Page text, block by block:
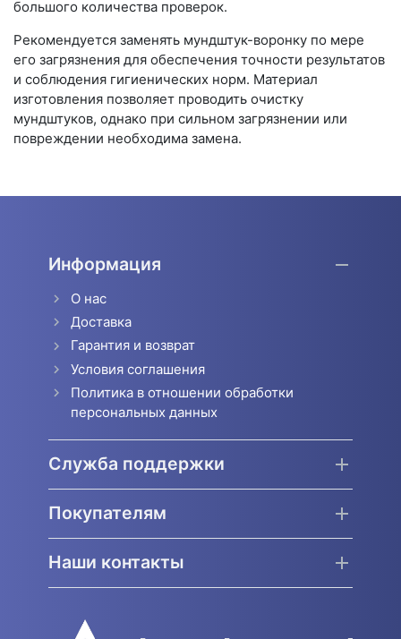
большого количества проверок.
Рекомендуется заменять мундштук-воронку по мере
его загрязнения для обеспечения точности результатов
и соблюдения гигиенических норм. Материал
изготовления позволяет проводить очистку
мундштуков, однако при сильном загрязнении или
повреждении необходима замена.
Информация
О нас
Доставка
Гарантия и возврат
Условия соглашения
Политика в отношении обработки
персональных данных
Служба поддержки
Покупателям
Наши контакты